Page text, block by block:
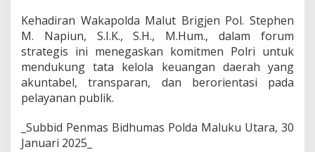
u
a
g
a
n
e
r
Kehadiran Wakapolda Malut Brigjen Pol. Stephen
M. Napiun, S.I.K., S.H., M.Hum., dalam forum
strategis ini menegaskan komitmen Polri untuk
mendukung tata kelola keuangan daerah yang
akuntabel, transparan, dan berorientasi pada
pelayanan publik.
_Subbid Penmas Bidhumas Polda Maluku Utara, 30
Januari 2025_